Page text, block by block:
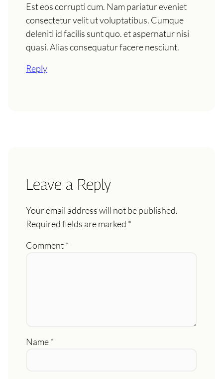
Est eos corrupti cum. Nam pariatur eveniet
consectetur velit ut voluptatibus. Cumque
deleniti id facilis sunt quo. et aspernatur nisi
quasi. Alias consequatur facere nesciunt.
Reply
Leave a Reply
Your email address will not be published.
Required fields are marked *
Comment*
Name*